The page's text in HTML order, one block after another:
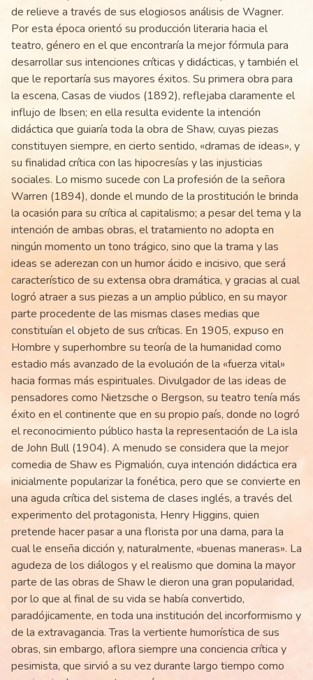
de relieve a través de sus elogiosos análisis de Wagner.
Por esta época orientó su producción literaria hacia el
teatro, género en el que encontraría la mejor fórmula para
desarrollar sus intenciones críticas y didácticas, y también el
que le reportaría sus mayores éxitos. Su primera obra para
la escena, Casas de viudos (1892), reflejaba claramente el
influjo de Ibsen; en ella resulta evidente la intención
didáctica que guiaría toda la obra de Shaw, cuyas piezas
constituyen siempre, en cierto sentido, «dramas de ideas», y
su finalidad crítica con las hipocresías y las injusticias
sociales. Lo mismo sucede con La profesión de la señora
Warren (1894), donde el mundo de la prostitución le brinda
la ocasión para su crítica al capitalismo; a pesar del tema y la
intención de ambas obras, el tratamiento no adopta en
ningún momento un tono trágico, sino que la trama y las
ideas se aderezan con un humor ácido e incisivo, que será
característico de su extensa obra dramática, y gracias al cual
logró atraer a sus piezas a un amplio público, en su mayor
parte procedente de las mismas clases medias que
constituían el objeto de sus críticas. En 1905, expuso en
Hombre y superhombre su teoría de la humanidad como
estadio más avanzado de la evolución de la «fuerza vital»
hacia formas más espirituales. Divulgador de las ideas de
pensadores como Nietzsche o Bergson, su teatro tenía más
éxito en el continente que en su propio país, donde no logró
el reconocimiento público hasta la representación de La isla
de John Bull (1904). A menudo se considera que la mejor
comedia de Shaw es Pigmalión, cuya intención didáctica era
inicialmente popularizar la fonética, pero que se convierte en
una aguda crítica del sistema de clases inglés, a través del
experimento del protagonista, Henry Higgins, quien
pretende hacer pasar a una florista por una dama, para la
cual le enseña dicción y, naturalmente, «buenas maneras». La
agudeza de los diálogos y el realismo que domina la mayor
parte de las obras de Shaw le dieron una gran popularidad,
por lo que al final de su vida se había convertido,
paradójicamente, en toda una institución del incorformismo y
de la extravagancia. Tras la vertiente humorística de sus
obras, sin embargo, aflora siempre una conciencia crítica y
pesimista, que sirvió a su vez durante largo tiempo como